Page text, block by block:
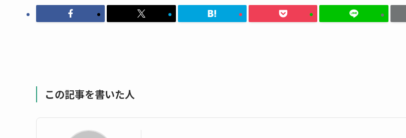
この記事を書いた人